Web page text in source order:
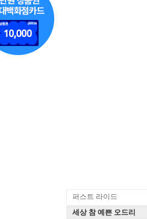
퍼스트 라이드
세상 참 예쁜 오드리